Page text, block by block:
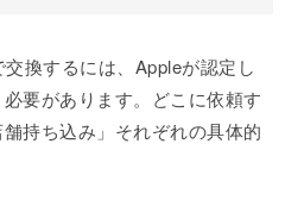
換するには、Appleが認定し
要があります。どこに依頼す
持ち込み」それぞれの具体的